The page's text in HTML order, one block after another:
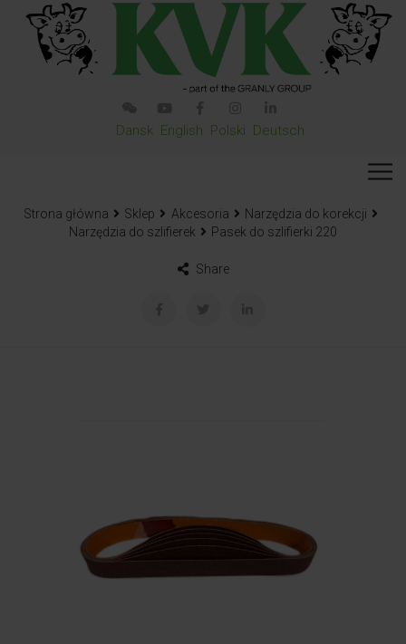
Dansk English Polski Deutsch
Strona główna Sklep Akcesoria
Narzędzia do korekcji
Narzędzia do szlifierek
Pasek do szlifierki 220
Share